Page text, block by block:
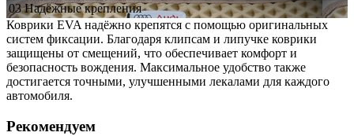
03 Надёжные крепления
Коврики EVA надёжно крепятся с помощью оригинальных
систем фиксации. Благодаря клипсам и липучке коврики
защищены от смещений, что обеспечивает комфорт и
безопасность вождения. Максимальное удобство также
достигается точными, улучшенными лекалами для каждого
автомобиля.
Рекомендуем